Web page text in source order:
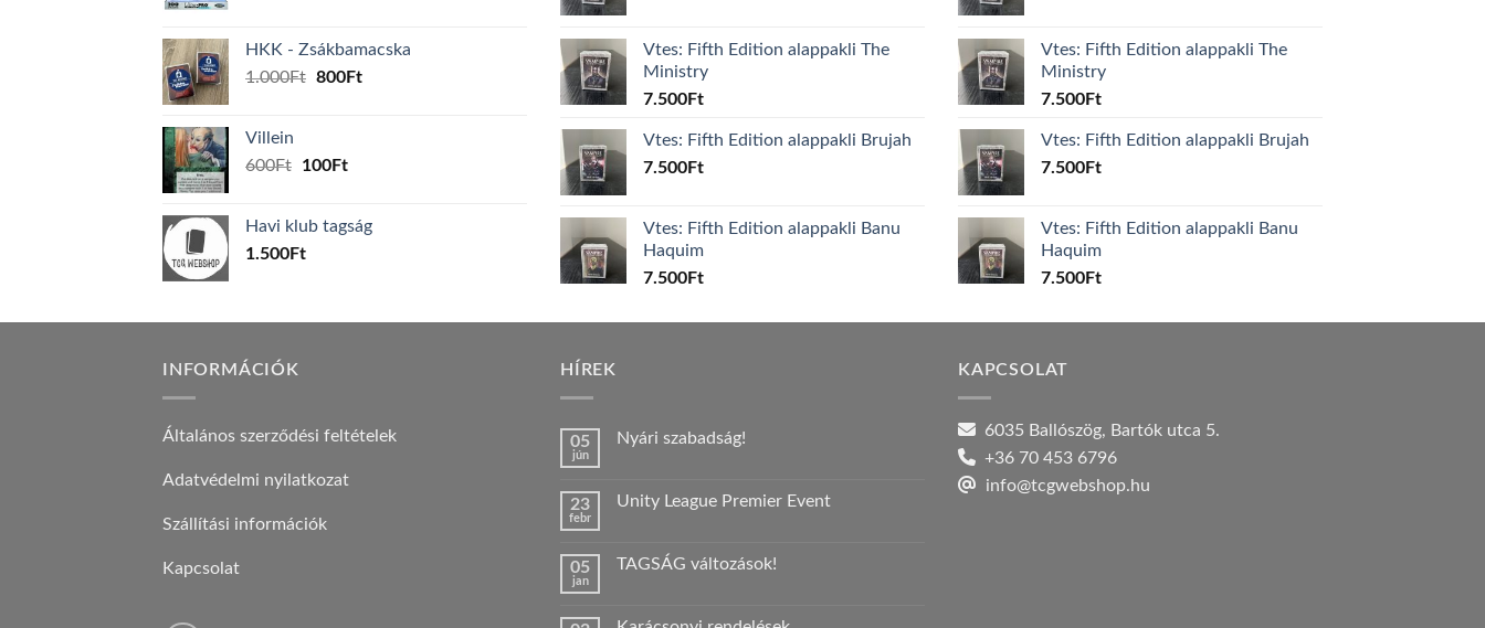
160Ft.150Ft.
HKK - Zsákbamacska
1.000Ft Original
800FtCurrent
Villein
600Ft
Original
600Ft.
100FtCurrent
100Ft.
Havi klub tagság
1.500Ft
Vtes: Fifth Edition alappakli The
Ministry
7.500Ft
Vtes: Fifth Edition alappakli Brujah
7.500Ft
Vtes: Fifth Edition alappakli Banu
Haquim
7.500Ft
Vtes: Fifth Edition alappakli The
Ministry
7.500Ft
Vtes: Fifth Edition alappakli Brujah
7.500Ft
Vtes: Fifth Edition alappakli Banu
Haquim
7.500Ft
INFORMÁCIÓK
Általános szerződési feltételek
Adatvédelmi nyilatkozat
Szállítási információk
Kapcsolat
HÍREK
05
jún
Nyári szabadság!
Nyári
23
febr
Unity League Premier Event
Unity
bejegyzéshez
05
jan
TAGSÁG változások!
KAPCSOLAT
6035 Ballószög, Bartók utca 5.
+36 70 453 6796
info@tcgwebshop.hu